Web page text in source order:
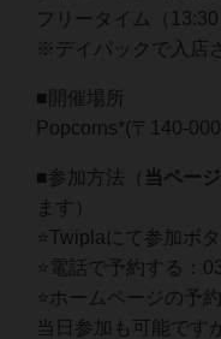
フリータイム（
※デイパックで入店
■開催場所
Popcorns*(〒140-
■参加方法（ 当ペー
ます）
⭐️Twiplaにて参加ボ
⭐️電話で予約する：
⭐️ホームページの予
当日参加も可能です